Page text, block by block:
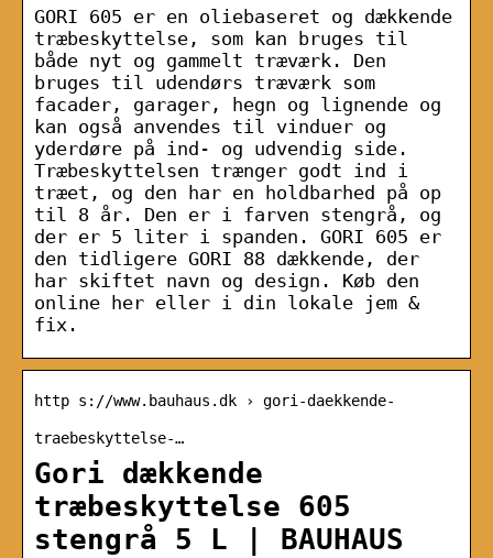
GORI 605 er en oliebaseret og dækkende
træbeskyttelse, som kan bruges til
både nyt og gammelt træværk. Den
bruges til udendørs træværk som
facader, garager, hegn og lignende og
kan også anvendes til vinduer og
yderdøre på ind- og udvendig side.
Træbeskyttelsen trænger godt ind i
træet, og den har en holdbarhed på op
til 8 år. Den er i farven stengrå, og
der er 5 liter i spanden. GORI 605 er
den tidligere GORI 88 dækkende, der
har skiftet navn og design. Køb den
online her eller i din lokale jem &
fix.
http s://www.bauhaus.dk › gori-daekkende-
traebeskyttelse-…
Gori dækkende
træbeskyttelse 605
stengrå 5 L | BAUHAUS